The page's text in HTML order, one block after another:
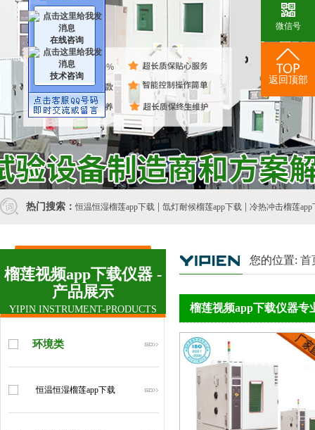
热门搜索：恒温恒湿榴莲app下载 氙灯耐候榴莲app下载 冷热冲击榴莲app
榴莲视频app下载仪器 -
产品展示
YIPIN INSTRUMENT-PRODUCTS
环境类
恒温恒湿榴莲app下载
您的位置: 首
榴莲视频app下载仪器专
微信号
返回顶部
在线咨询
技术咨询